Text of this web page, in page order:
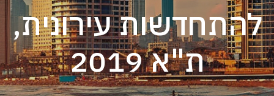
להתחדשות עירונית,
ת"א 2019